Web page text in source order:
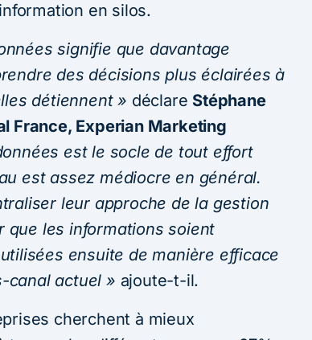
en silos.
signifie que davantage
des décisions plus éclairées à
détiennent » déclare Stéphane
France, Experian Marketing
est le socle de tout effort
est assez médiocre en général.
leur approche de la gestion
que les informations soient
ensuite de manière efficace
canal actuel » ajoute-t-il.
cherchent à mieux